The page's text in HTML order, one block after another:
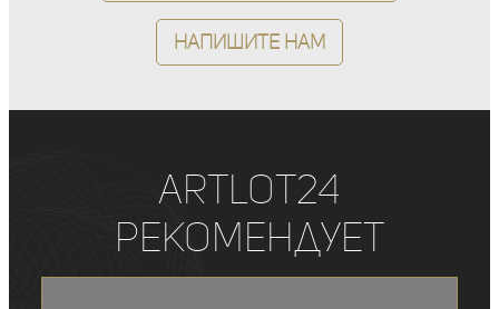
Напишите нам
ArtLot24
рекомендует